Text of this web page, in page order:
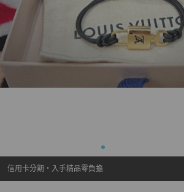
信用卡分期・入手精品零負擔